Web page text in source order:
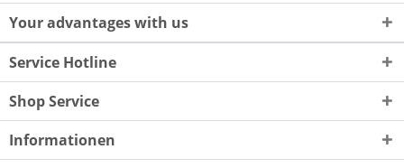
Your advantages with us
Service Hotline
Shop Service
Informationen